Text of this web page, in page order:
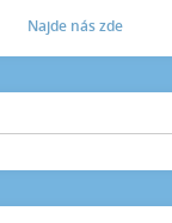
Najde nás zde